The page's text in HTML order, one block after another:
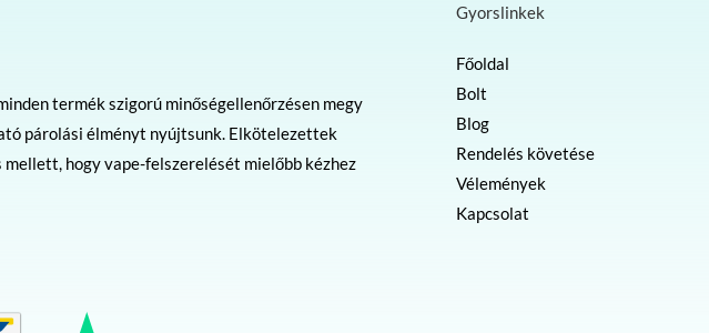
termék szigorú minőségellenőrzésen megy
párolási élményt nyújtsunk. Elkötelezettek
hogy vape-felszerelését mielőbb kézhez
Gyorslinkek
Főoldal
Bolt
Blog
Rendelés követése
Vélemények
Kapcsolat